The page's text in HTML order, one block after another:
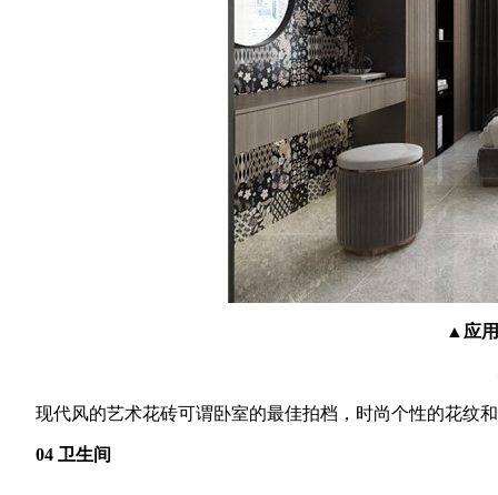
▲应
现代风的艺术花砖可谓卧室的最佳拍档，时尚个性的花纹和
04 卫生间